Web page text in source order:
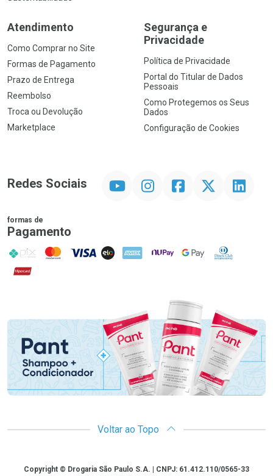
Atendimento
Como Comprar no Site
Formas de Pagamento
Prazo de Entrega
Reembolso
Troca ou Devolução
Marketplace
Segurança e
Privacidade
Política de Privacidade
Portal do Titular de Dados
Pessoais
Como Protegemos os Seus
Dados
Configuração de Cookies
Redes Sociais InstagramFacebook Linkedin
formas de
Pagamento
PIX MasterCard
VISA ELO AMEX NuPay Google PayDiners Club
Hipercard
Promoção em Destaque
Voltar ao Topo
CopyrightCopyright © Drogaria São Paulo S.A. | CNPJ: 61.412.110/0565-33